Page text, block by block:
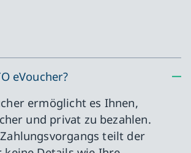
eVoucher?
ermöglicht es Ihnen,
und privat zu bezahlen.
teilt der